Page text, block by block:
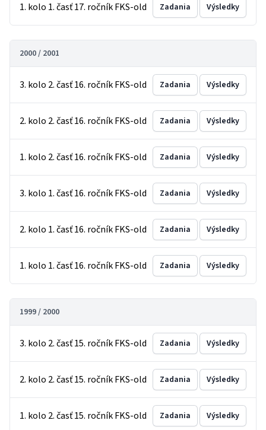
1. kolo 1. časť 17. ročník FKS-old Zadania Výsledky
2000 / 2001
3. kolo 2. časť 16. ročník FKS-old Zadania Výsledky
2. kolo 2. časť 16. ročník FKS-old Zadania Výsledky
1. kolo 2. časť 16. ročník FKS-old Zadania Výsledky
3. kolo 1. časť 16. ročník FKS-old Zadania Výsledky
2. kolo 1. časť 16. ročník FKS-old Zadania Výsledky
1. kolo 1. časť 16. ročník FKS-old Zadania Výsledky
1999 / 2000
3. kolo 2. časť 15. ročník FKS-old Zadania Výsledky
2. kolo 2. časť 15. ročník FKS-old Zadania Výsledky
1. kolo 2. časť 15. ročník FKS-old Zadania Výsledky